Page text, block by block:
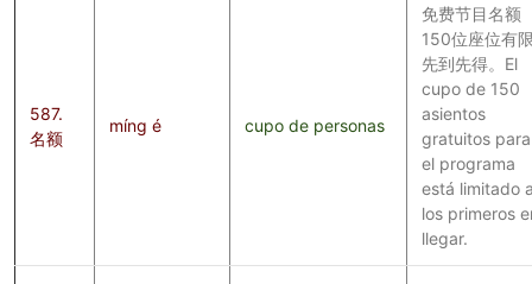
587.
名额
míng é cupo de personas
免费节目名额
150位座位有
先到先得。El
cupo de 150
asientos
gratuitos para
el programa
está limitado
los primeros
llegar.